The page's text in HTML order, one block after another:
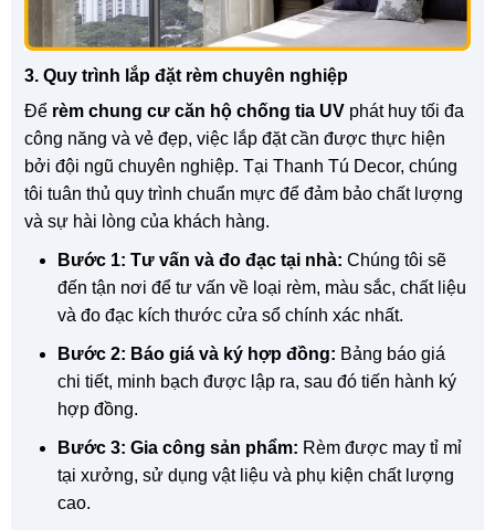
3. Quy trình lắp đặt rèm chuyên nghiệp
Để rèm chung cư căn hộ chống tia UV phát huy tối đa
công năng và vẻ đẹp, việc lắp đặt cần được thực hiện
bởi đội ngũ chuyên nghiệp. Tại Thanh Tú Decor, chúng
tôi tuân thủ quy trình chuẩn mực để đảm bảo chất lượng
và sự hài lòng của khách hàng.
Bước 1: Tư vấn và đo đạc tại nhà: Chúng tôi sẽ
đến tận nơi để tư vấn về loại rèm, màu sắc, chất liệu
và đo đạc kích thước cửa sổ chính xác nhất.
Bước 2: Báo giá và ký hợp đồng: Bảng báo giá
chi tiết, minh bạch được lập ra, sau đó tiến hành ký
hợp đồng.
Bước 3: Gia công sản phẩm: Rèm được may tỉ mỉ
tại xưởng, sử dụng vật liệu và phụ kiện chất lượng
cao.